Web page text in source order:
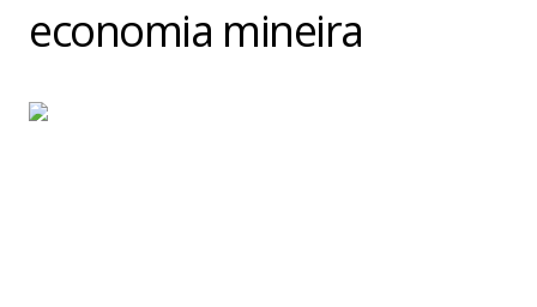
economia mineira